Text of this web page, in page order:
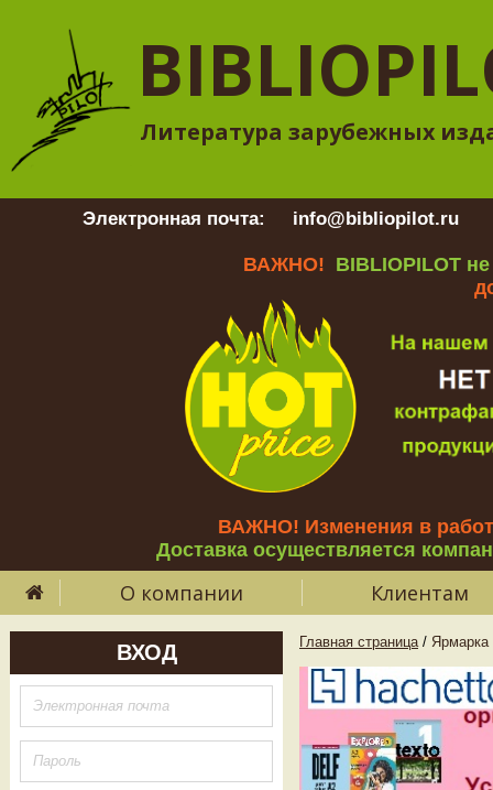
Литература зарубежных
Электронная почта: info@bibliopilot.ru
ВАЖНО! BIBLIOPILOT
ВАЖНО! Изменения в
Доставка осуществляется
О компании Клиентам
ВХОД Главная страница / Ярмарка